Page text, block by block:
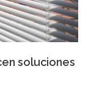
soluciones